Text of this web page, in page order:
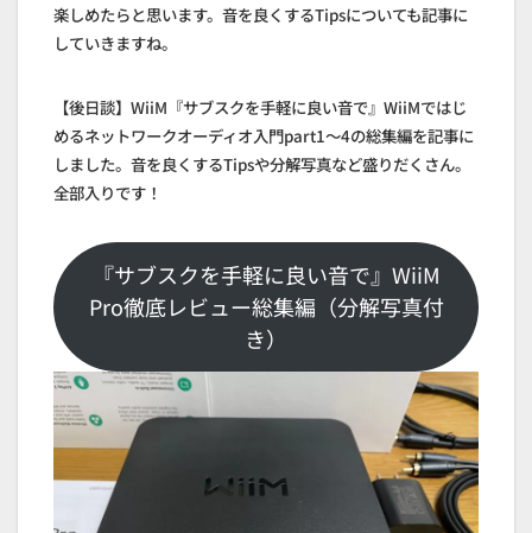
楽しめたらと思います。音を良くするTipsについても記事に
していきますね。
【後日談】WiiM『サブスクを手軽に良い音で』WiiMではじ
めるネットワークオーディオ入門part1～4の総集編を記事に
しました。音を良くするTipsや分解写真など盛りだくさん。
全部入りです！
『サブスクを手軽に良い音で』WiiM
Pro徹底レビュー総集編（分解写真付
き）